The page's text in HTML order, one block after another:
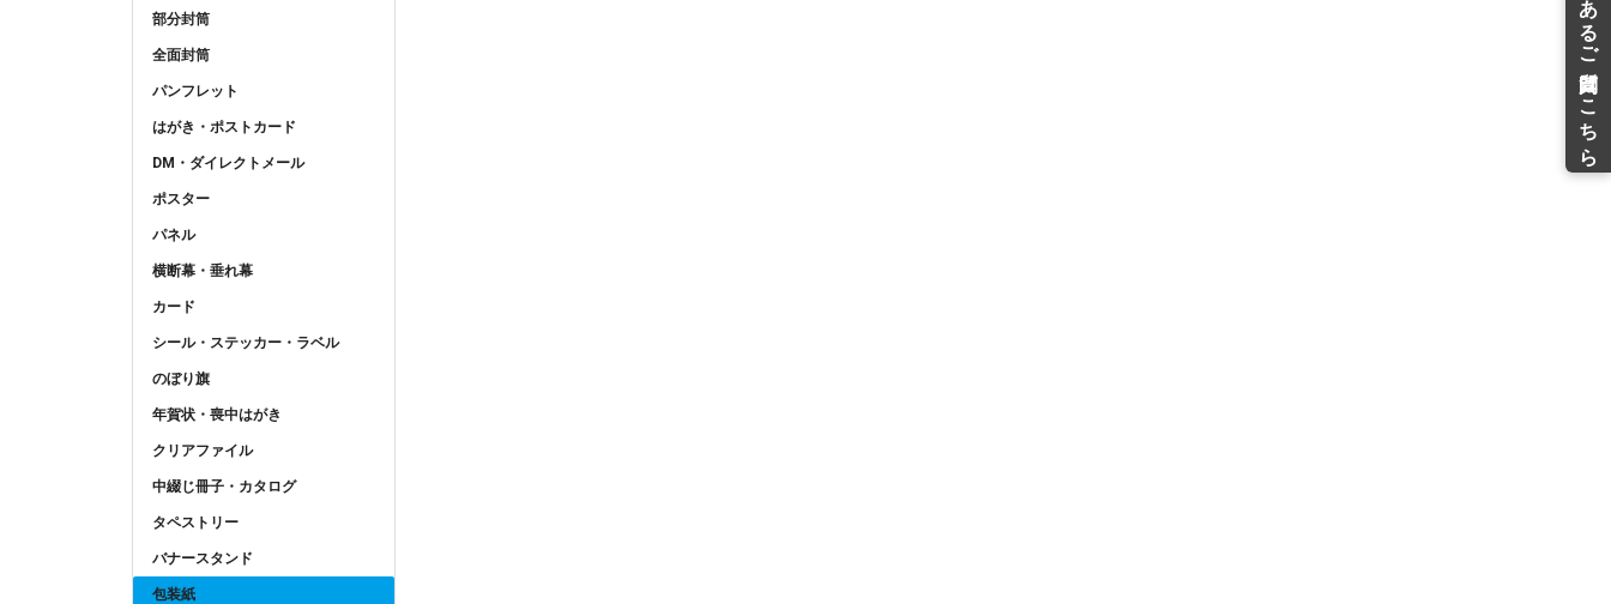
部分封筒
全面封筒
パンフレット
はがき・ポストカード
DM・ダイレクトメール
ポスター
パネル
横断幕・垂れ幕
カード
シール・ステッカー・ラベル
のぼり旗
年賀状・喪中はがき
クリアファイル
中綴じ冊子・カタログ
タペストリー
バナースタンド
包装紙